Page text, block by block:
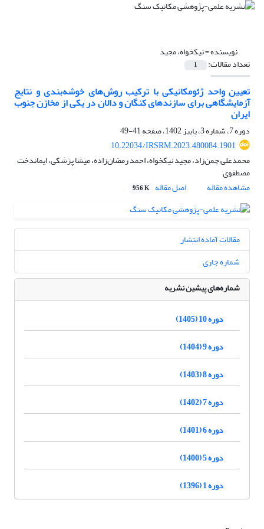
نویسنده =نیکخواه، مجید
تعداد مقالات: 1
تعیین واحد ژئومکانیکی با ترکیب روش‌های خوشه‌بندی و نتایج
آزمایشگاهی برای سازندهای کنگان و دالان در یکی از مخازن جنوب
ایران
دوره 7، شماره 3، پاییز 1402، صفحه
41-49
10.22034/IRSRM.2023.480084.1901
محمدعلی چمن‌زاد، مجید نیکخواه، احمد رمضان‌زاده، میشا پزشکی، ایماندخت
مصطفوی
مشاهده مقاله
اصل مقاله 956 K
مقالات آماده انتشار
شماره جاری
شماره‌های پیشین نشریه
دوره 10 (1405)
دوره 9 (1404)
دوره 8 (1403)
دوره 7 (1402)
دوره 6 (1401)
دوره 5 (1400)
دوره 1 (1396)